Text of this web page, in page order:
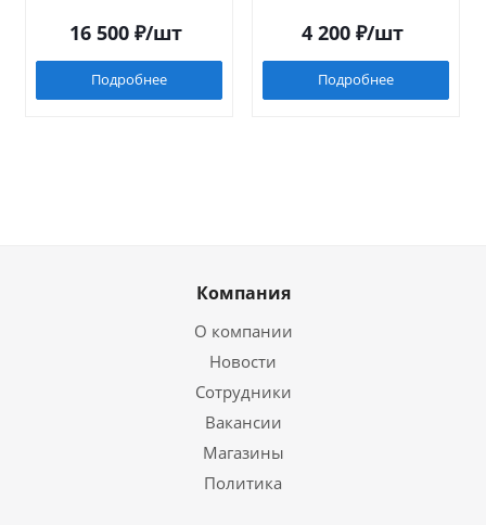
16 500₽/шт
Подробнее
4 200₽/шт
Подробнее
Компания
О компании
Новости
Сотрудники
Вакансии
Магазины
Политика